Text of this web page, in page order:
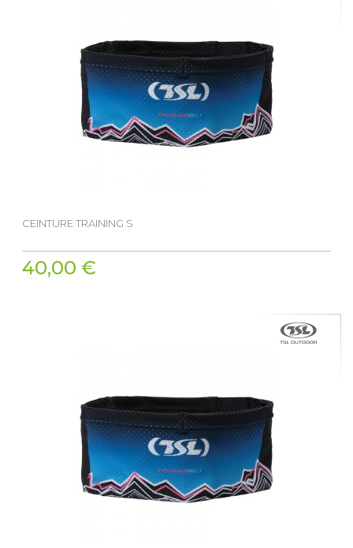
CEINTURE TRAINING S
40,00 €